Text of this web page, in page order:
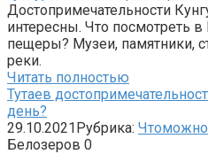
Достопримечательности
интересны. Что посмотреть
пещеры? Музеи, памятники,
реки.
Читать полностью
Тутаев
день?
29.10.2021Рубрика: Чтоможно
Белозеров 0